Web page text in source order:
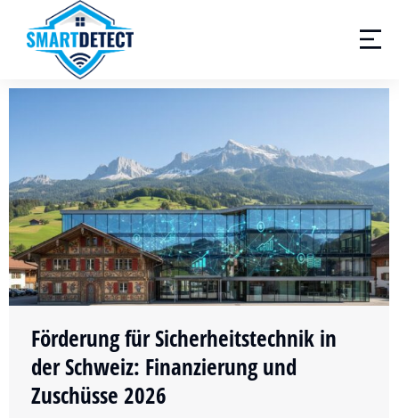
Förderung für Sicherheitstechnik in
der Schweiz: Finanzierung und
Zuschüsse 2026